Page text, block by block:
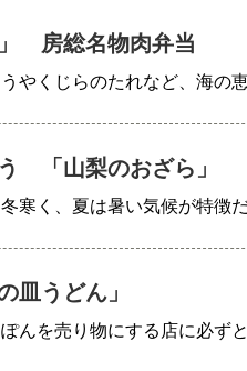
」 房総名物肉弁当
やくじらのたれなど、海の
「山梨のおざら」
寒く、夏は暑い気候が特徴
皿うどん」
んを売り物にする店に必ず